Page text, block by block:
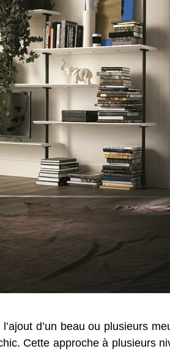
d’un beau ou plusieurs
Cette approche à plusieurs